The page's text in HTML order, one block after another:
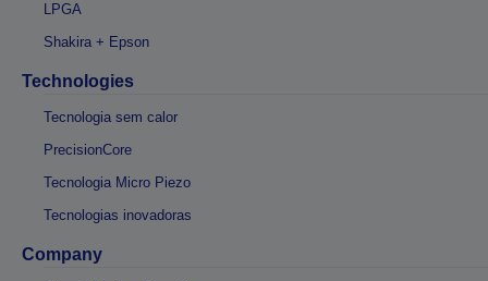
LPGA
Shakira + Epson
Technologies
Tecnologia sem calor
PrecisionCore
Tecnologia Micro Piezo
Tecnologias inovadoras
Company